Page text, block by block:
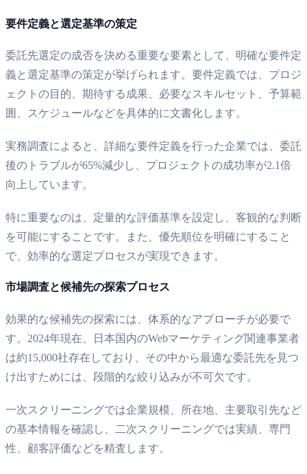
要件定義と選定基準の策定
委託先選定の成否を決める重要な要素として、明確な要件定
義と選定基準の策定が挙げられます。要件定義では、プロジ
ェクトの目的、期待する成果、必要なスキルセット、予算範
囲、スケジュールなどを具体的に文書化します。
実務調査によると、詳細な要件定義を行った企業では、委託
後のトラブルが65%減少し、プロジェクトの成功率が2.1倍
向上しています。
特に重要なのは、定量的な評価基準を設定し、客観的な判断
を可能にすることです。また、優先順位を明確にすること
で、効率的な選定プロセスが実現できます。
市場調査と候補先の探索プロセス
効果的な候補先の探索には、体系的なアプローチが必要で
す。2024年現在、日本国内のWebマーケティング関連事業者
は約15,000社存在しており、その中から最適な委託先を見つ
け出すためには、段階的な絞り込みが不可欠です。
一次スクリーニングでは企業規模、所在地、主要取引先など
の基本情報を確認し、二次スクリーニングでは実績、専門
性、顧客評価などを精査します。